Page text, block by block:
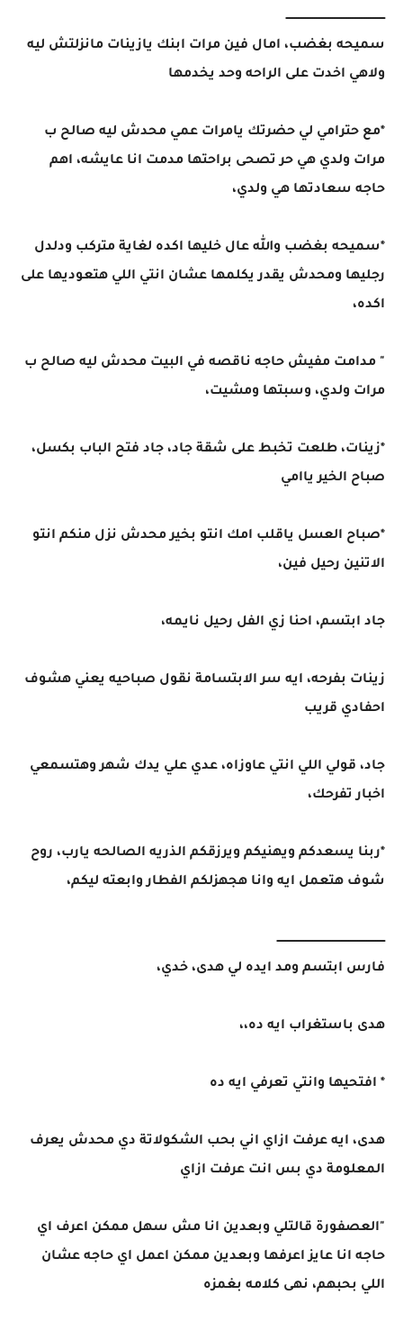
ـــــــــــــــــــــــــــــــــــــــــــــــــــــــ
سميحه بغضب، امال فين مرات ابنك يازينات مانزلتش ليه
ولاهي اخدت على الراحه وحد يخدمها
*مع حترامي لي حضرتك يامرات عمي محدش ليه صالح ب
مرات ولدي هي حر تصحى براحتها مدمت انا عايشه، اهم
حاجه سعادتها هي ولدي،
*سميحه بغضب والله عال خليها اكده لغاية متركب ودلدل
رجليها ومحدش يقدر يكلمها عشان انتي اللي هتعوديها على
اكده،
" مدامت مفيش حاجه ناقصه في البيت محدش ليه صالح ب
مرات ولدي، وسبتها ومشيت،
*زينات، طلعت تخبط على شقة جاد، جاد فتح الباب بكسل،
صباح الخير ياامي
*صباح العسل ياقلب امك انتو بخير محدش نزل منكم انتو
الاتنين رحيل فين،
جاد ابتسم، احنا زي الفل رحيل نايمه،
زينات بفرحه، ايه سر الابتسامة نقول صباحيه يعني هشوف
احفادي قريب
جاد، قولي اللي انتي عاوزاه، عدي علي يدك شهر وهتسمعي
اخبار تفرحك،
*ربنا يسعدكم ويهنيكم ويرزقكم الذريه الصالحه يارب، روح
شوف هتعمل ايه وانا هجهزلكم الفطار وابعته ليكم،
ــــــــــــــــــــــــــــــــــــــــــــــــــــــــــــ
فارس ابتسم ومد ايده لي هدى، خدي،
هدى باستغراب ايه ده،،
* افتحيها وانتي تعرفي ايه ده
هدى، ايه عرفت ازاي اني بحب الشكولاتة دي محدش يعرف
المعلومة دي بس انت عرفت ازاي
"العصفورة قالتلي وبعدين انا مش سهل ممكن اعرف اي
حاجه انا عايز اعرفها وبعدين ممكن اعمل اي حاجه عشان
اللي بحبهم، نهى كلامه بغمزه